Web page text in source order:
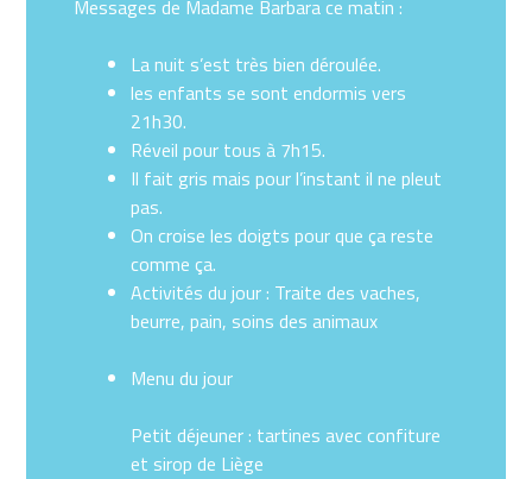
Messages de Madame Barbara ce matin :
La nuit s’est très bien déroulée.
les enfants se sont endormis vers
21h30.
Réveil pour tous à 7h15.
Il fait gris mais pour l’instant il ne pleut
pas.
On croise les doigts pour que ça reste
comme ça.
Activités du jour : Traite des vaches,
beurre, pain, soins des animaux
Menu du jour
Petit déjeuner : tartines avec confiture
et sirop de Liège